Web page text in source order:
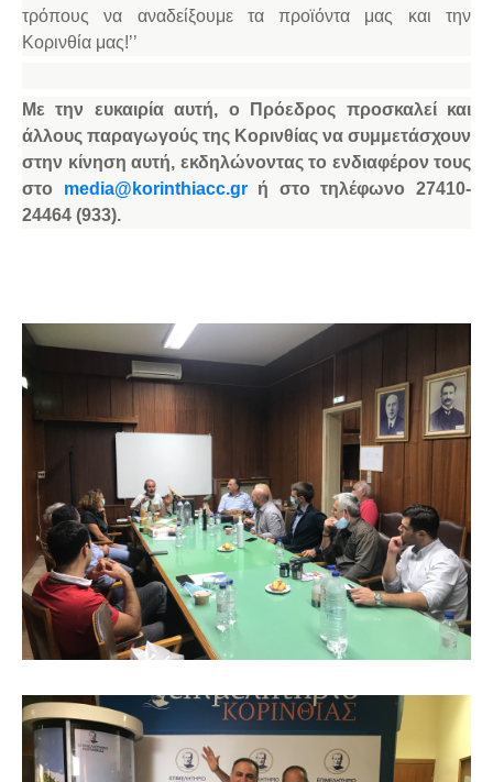
τρόπους να αναδείξουμε τα προϊόντα μας και την
Κορινθία μας!’’
Με την ευκαιρία αυτή, ο Πρόεδρος προσκαλεί και
άλλους παραγωγούς της Κορινθίας να συμμετάσχουν
στην κίνηση αυτή, εκδηλώνοντας το ενδιαφέρον τους
στο media@ korinthiacc.grή στο τηλέφωνο 27410-
24464 (933).